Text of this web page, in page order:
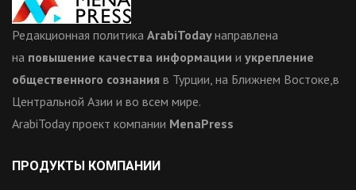
Редакционная политика ArabiTodayнаправлена
на повышение качества информации и укрепление
общественного сознания в Турции, на Ближнем Востоке,в
Центральной Азии и во всем мире.
ArabiToday проект компании MenaPress
ПРОДУКТЫ КОМПАНИИ